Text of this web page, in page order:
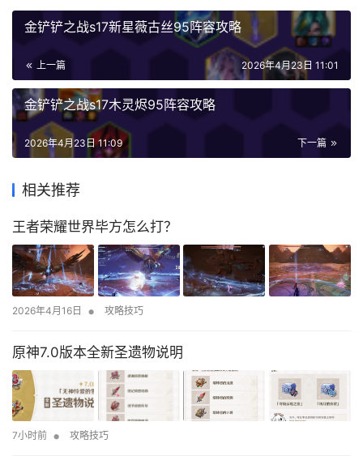
金铲铲之战s17新星薇古丝95阵容攻略
上一篇 2026年4月23日 11:01
金铲铲之战s17木灵烬95阵容攻略
下一篇
2026年4月23日 11:09
相关推荐
王者荣耀世界毕方怎么打？
2026年4月16日 • 攻略技巧
原神7.0版本全新圣遗物说明
7小时前 • 攻略技巧